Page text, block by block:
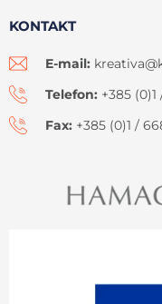
KONTAKT
E-mail:
Telefon: +385
Fax: +385 (0)1 /